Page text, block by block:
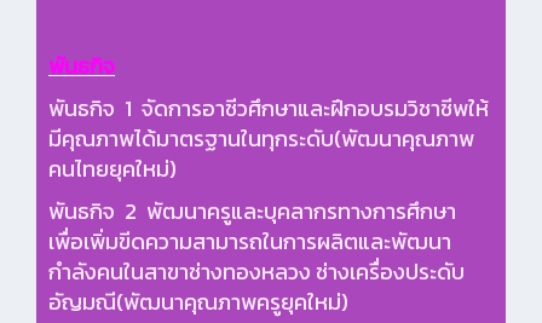
พันธกิจ
พันธกิจ 1 จัดการอาชีวศึกษาและฝึกอบรมวิชาชีพให้
มีคุณภาพได้มาตรฐานในทุกระดับ(พัฒนาคุณภาพ
คนไทยยุคใหม่)
พันธกิจ 2 พัฒนาครูและบุคลากรทางการศึกษา
เพื่อเพิ่มขีดความสามารถในการผลิตและพัฒนา
กำลังคนในสาขาช่างทองหลวง ช่างเครื่องประดับ
อัญมณี(พัฒนาคุณภาพครูยุคใหม่)